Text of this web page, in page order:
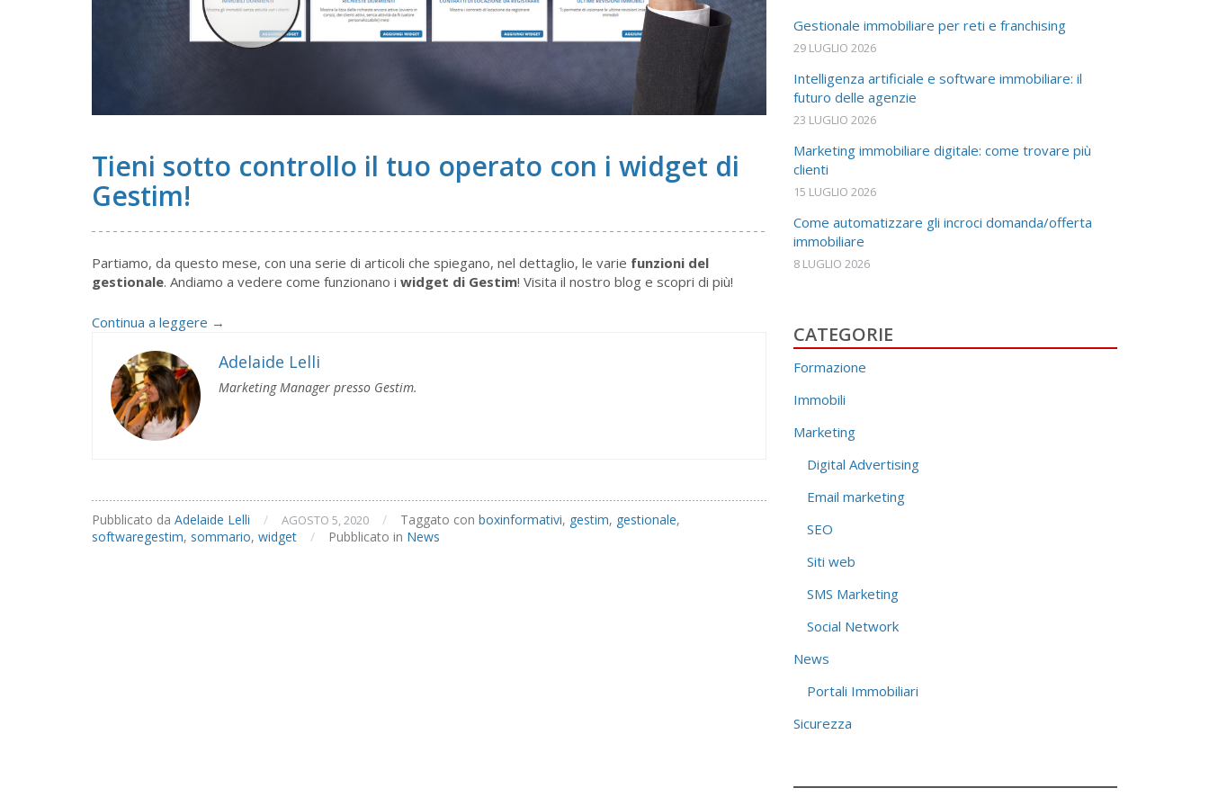
Tieni sotto controllo il tuo operato con i widget di
Gestim!
Partiamo, da questo mese, con una serie di articoli che spiegano, nel dettaglio, le varie funzioni del
gestionale. Andiamo a vedere come funzionano i widget di Gestim! Visita il nostro blog e scopri di più!
Continua a leggere Tieni
controllo
tuo
Gestim!
→
Adelaide Lelli
Marketing Manager presso Gestim.
Pubblicato da Adelaide Lelli / AGOSTO 5, 2020 / Taggato con boxinformativi, gestim, gestionale,
softwaregestim, sommario, widget / Pubblicato in News
Gestionale immobiliare per reti e franchising
29 LUGLIO 2026
Intelligenza artificiale e software immobiliare: il
futuro delle agenzie
23 LUGLIO 2026
Marketing immobiliare digitale: come trovare più
clienti
15 LUGLIO 2026
Come automatizzare gli incroci domanda/offerta
immobiliare
8 LUGLIO 2026
CATEGORIE
Formazione
Immobili
Marketing
Digital Advertising
Email marketing
SEO
Siti web
SMS Marketing
Social Network
News
Portali Immobiliari
Sicurezza